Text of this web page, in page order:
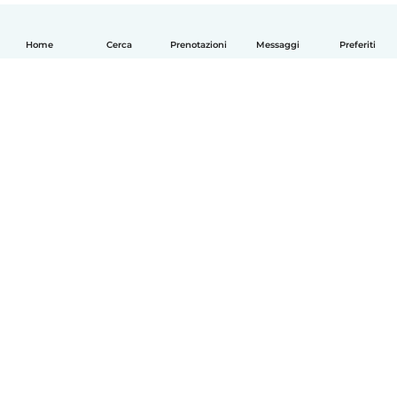
Home Cerca Prenotazioni Messaggi Preferiti